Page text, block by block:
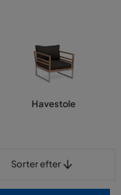
Havestole
Sorter efter